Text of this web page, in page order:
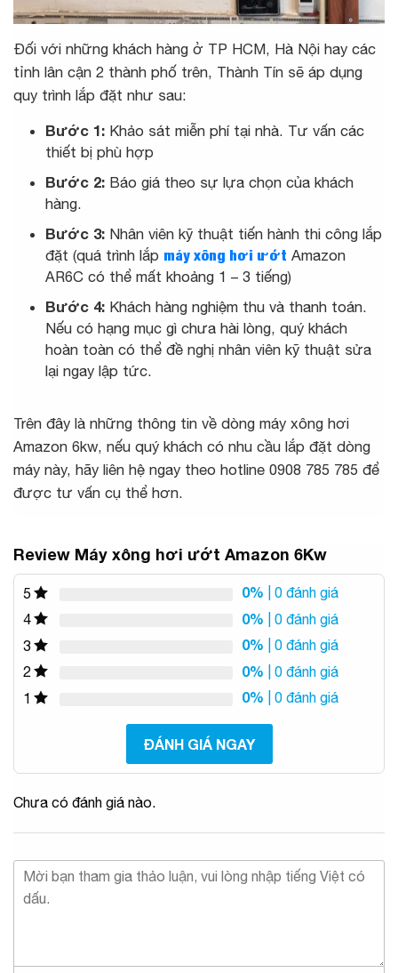
Đối với những khách hàng ở TP HCM, Hà Nội hay các
tỉnh lân cận 2 thành phố trên, Thành Tín sẽ áp dụng
quy trình lắp đặt như sau:
Bước 1: Khảo sát miễn phí tại nhà. Tư vấn các
thiết bị phù hợp
Bước 2: Báo giá theo sự lựa chọn của khách
hàng.
Bước 3: Nhân viên kỹ thuật tiến hành thi công lắp
đặt (quá trình lắp máy xông hơi ướt Amazon
AR6C có thể mất khoảng 1 – 3 tiếng)
Bước 4: Khách hàng nghiệm thu và thanh toán.
Nếu có hạng mục gì chưa hài lòng, quý khách
hoàn toàn có thể đề nghị nhân viên kỹ thuật sửa
lại ngay lập tức.
Trên đây là những thông tin về dòng máy xông hơi
Amazon 6kw, nếu quý khách có nhu cầu lắp đặt dòng
máy này, hãy liên hệ ngay theo hotline 0908 785 785 để
được tư vấn cụ thể hơn.
Review Máy xông hơi ướt Amazon 6Kw
5 0% | 0 đánh giá
4
0% | 0 đánh giá
3
0% | 0 đánh giá
2
0% | 0 đánh giá
1
0% | 0 đánh giá
ĐÁNH GIÁ NGAY
Chưa có đánh giá nào.